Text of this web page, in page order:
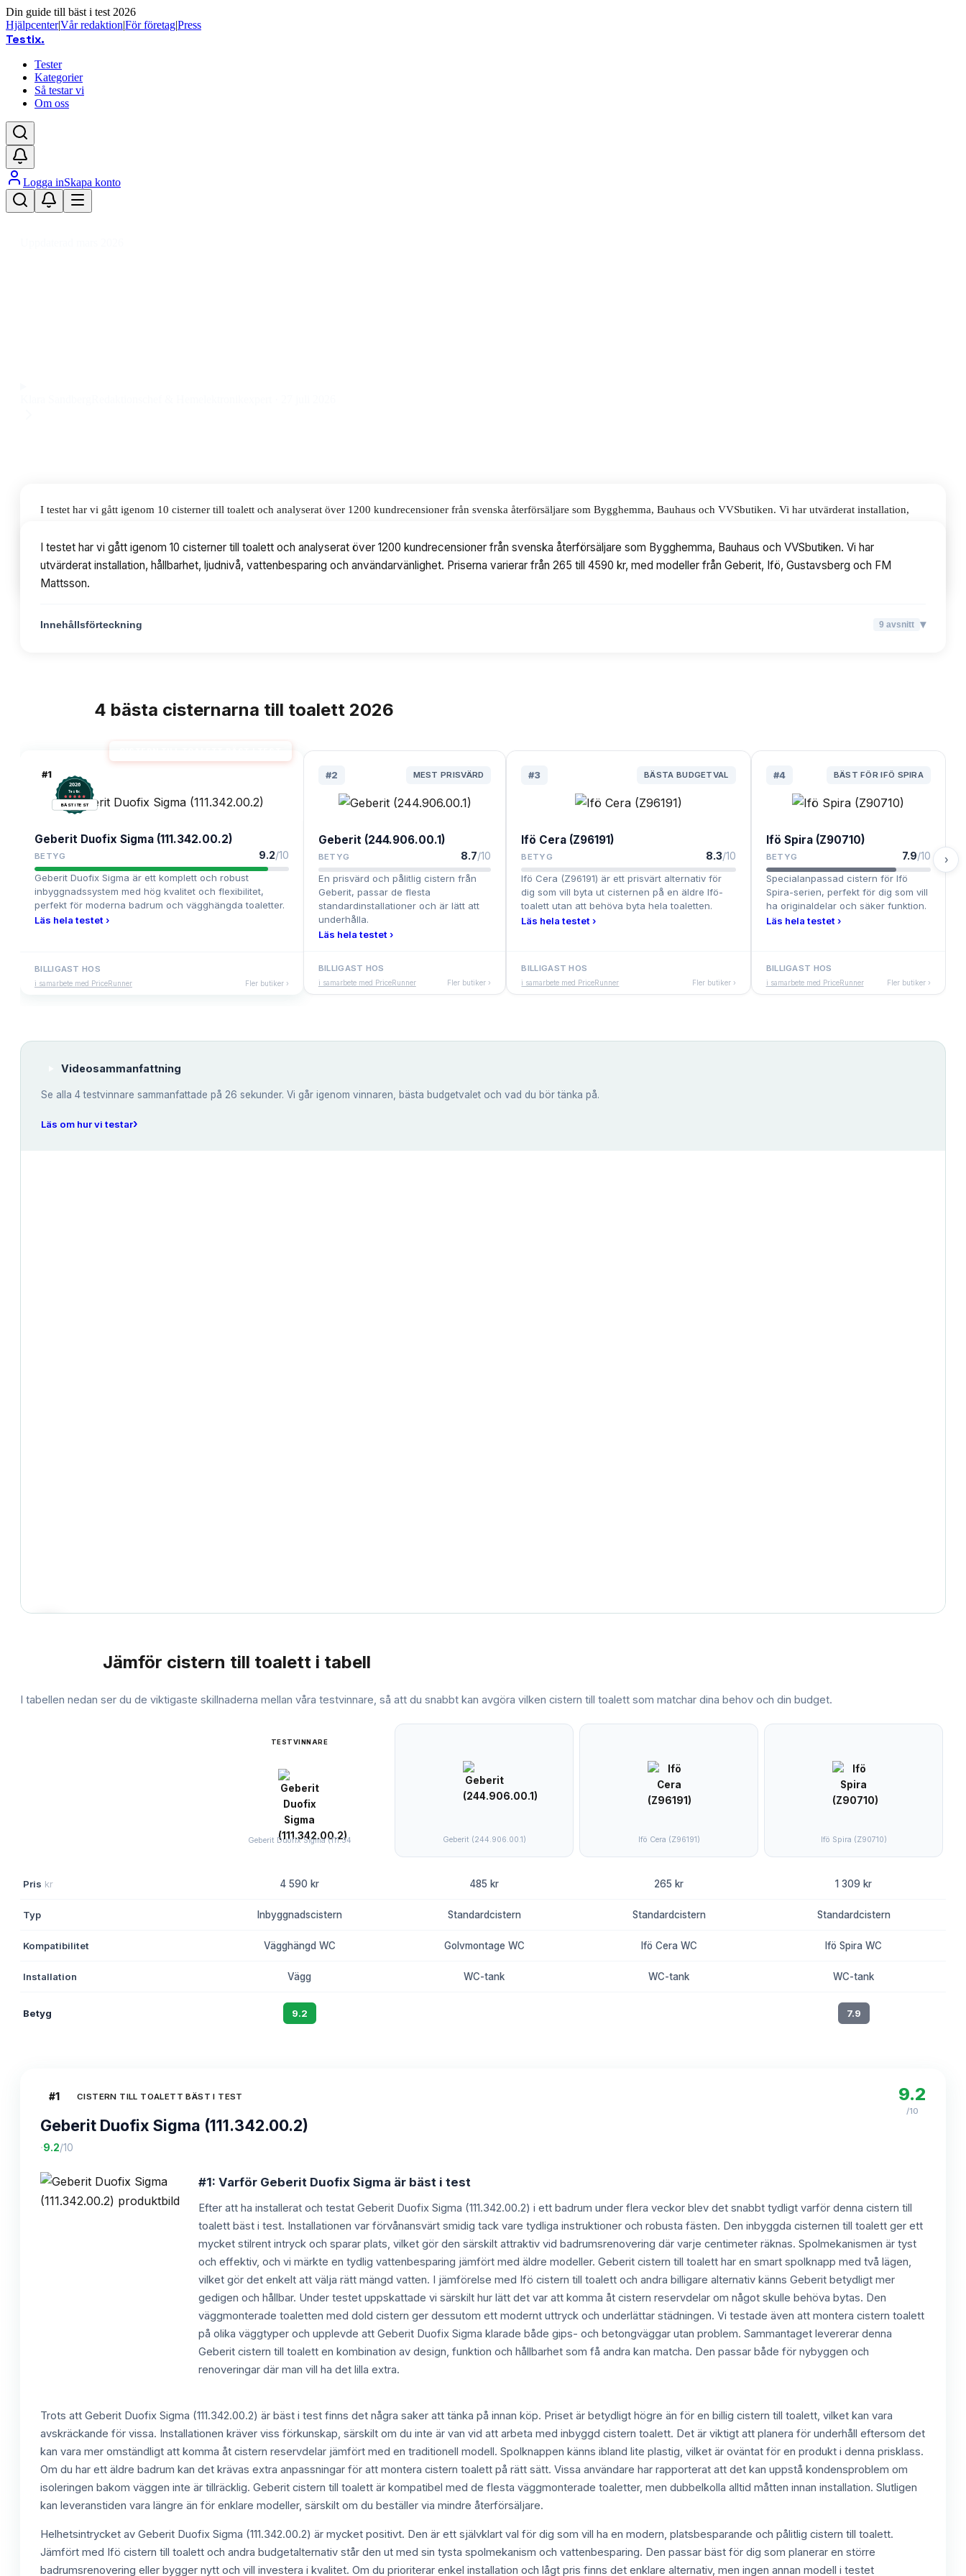
Din guide till bäst i test 2026
Hjälpcenter|Vår redaktion|För företag|Press
Testix.
Tester
Kategorier
Så testar vi
Om oss
Logga inSkapa konto
I testet har vi gått igenom 10 cisterner till toalett och analyserat över 1200 kundrecensioner från svenska återförsäljare som Bygghemma, Bauhaus och VVSbutiken. Vi har utvärderat installation,
Innehållsförteckning 9avsnitt
I testet har vi gått igenom 10 cisterner till toalett och analyserat över 1200 kundrecensioner från svenska återförsäljare som Bygghemma, Bauhaus och VVSbutiken. Vi har
utvärderat installation, hållbarhet, ljudnivå, vattenbesparing och användarvänlighet. Priserna varierar från 265 till 4590 kr, med modeller från Geberit, Ifö, Gustavsberg och FM
Mattsson.
Innehållsförteckning 9 avsnitt ▾
4 bästa cisternarna till toalett 2026
#1
2026
Testix.
BÄST I TEST
Geberit Duofix Sigma (111.342.00.2)
BETYG 9.2/10
Geberit Duofix Sigma är ett komplett och robust
inbyggnadssystem med hög kvalitet och flexibilitet,
perfekt för moderna badrum och vägghängda toaletter.
Läs hela testet ›
BILLIGAST HOS
i samarbete med PriceRunner Fler butiker ›
#2 MEST PRISVÄRD
Geberit (244.906.00.1)
BETYG 8.7/10
En prisvärd och pålitlig cistern från
Geberit, passar de flesta
standardinstallationer och är lätt att
underhålla.
Läs hela testet ›
BILLIGAST HOS
i samarbete med PriceRunner Fler butiker ›
#3 BÄSTA BUDGETVAL
Ifö Cera (Z96191)
BETYG 8.3/10
Ifö Cera (Z96191) är ett prisvärt alternativ för
dig som vill byta ut cisternen på en äldre Ifö-
toalett utan att behöva byta hela toaletten.
Läs hela testet ›
BILLIGAST HOS
i samarbete med PriceRunner Fler butiker ›
#4 BÄST FÖR IFÖ SPIRA
Ifö Spira (Z90710)
BETYG 7.9/10
Specialanpassad cistern för Ifö
Spira-serien, perfekt för dig som vill
ha originaldelar och säker funktion.
Läs hela testet ›
BILLIGAST HOS
i samarbete med PriceRunner Fler butiker ›
›
Videosammanfattning
Se alla 4testvinnare sammanfattade på 26 sekunder. Vi går igenom vinnaren, bästa budgetvalet och vad du bör tänka på.
Läs om hur vi testar›
Jämför cistern till toalett i tabell
I tabellen nedan ser du de viktigaste skillnaderna mellan våra testvinnare, så att du snabbt kan avgöra vilken cistern till toalett som matchar dina behov och din budget.
TESTVINNARE
Geberit Duofix Sigma (111.34 Geberit (244.906.00.1) Ifö Cera (Z96191) Ifö Spira (Z90710)
Pris kr 4 590 kr 485 kr 265 kr 1 309 kr
Typ Inbyggnadscistern Standardcistern Standardcistern Standardcistern
Kompatibilitet Vägghängd WC Golvmontage WC Ifö Cera WC Ifö Spira WC
Installation Vägg WC-tank WC-tank WC-tank
Betyg 9.2 7.9
#1 CISTERN TILL TOALETT BÄST I TEST
Geberit Duofix Sigma (111.342.00.2)
·9.2/10
9.2
/10
#1: Varför Geberit Duofix Sigma är bäst i test
Efter att ha installerat och testat Geberit Duofix Sigma (111.342.00.2) i ett badrum under flera veckor blev det snabbt tydligt varför denna cistern till
toalett bäst i test. Installationen var förvånansvärt smidig tack vare tydliga instruktioner och robusta fästen. Den inbyggda cisternen till toalett ger ett
mycket stilrent intryck och sparar plats, vilket gör den särskilt attraktiv vid badrumsrenovering där varje centimeter räknas. Spolmekanismen är tyst
och effektiv, och vi märkte en tydlig vattenbesparing jämfört med äldre modeller. Geberit cistern till toalett har en smart spolknapp med två lägen,
vilket gör det enkelt att välja rätt mängd vatten. I jämförelse med Ifö cistern till toalett och andra billigare alternativ känns Geberit betydligt mer
gedigen och hållbar. Under testet uppskattade vi särskilt hur lätt det var att komma åt cistern reservdelar om något skulle behöva bytas. Den
väggmonterade toaletten med dold cistern ger dessutom ett modernt uttryck och underlättar städningen. Vi testade även att montera cistern toalett
på olika väggtyper och upplevde att Geberit Duofix Sigma klarade både gips- och betongväggar utan problem. Sammantaget levererar denna
Geberit cistern till toalett en kombination av design, funktion och hållbarhet som få andra kan matcha. Den passar både för nybyggen och
renoveringar där man vill ha det lilla extra.
Trots att Geberit Duofix Sigma (111.342.00.2) är bäst i test finns det några saker att tänka på innan köp. Priset är betydligt högre än för en billig cistern till toalett, vilket kan vara
avskräckande för vissa. Installationen kräver viss förkunskap, särskilt om du inte är van vid att arbeta med inbyggd cistern toalett. Det är viktigt att planera för underhåll eftersom det
kan vara mer omständligt att komma åt cistern reservdelar jämfört med en traditionell modell. Spolknappen känns ibland lite plastig, vilket är oväntat för en produkt i denna prisklass.
Om du har ett äldre badrum kan det krävas extra anpassningar för att montera cistern toalett på rätt sätt. Vissa användare har rapporterat att det kan uppstå kondensproblem om
isoleringen bakom väggen inte är tillräcklig. Geberit cistern till toalett är kompatibel med de flesta väggmonterade toaletter, men dubbelkolla alltid måtten innan installation. Slutligen
kan leveranstiden vara längre än för enklare modeller, särskilt om du beställer via mindre återförsäljare.
Helhetsintrycket av Geberit Duofix Sigma (111.342.00.2) är mycket positivt. Den är ett självklart val för dig som vill ha en modern, platsbesparande och pålitlig cistern till toalett.
Jämfört med Ifö cistern till toalett och andra budgetalternativ står den ut med sin tysta spolmekanism och vattenbesparing. Den passar bäst för dig som planerar en större
badrumsrenovering eller bygger nytt och vill investera i kvalitet. Om du prioriterar enkel installation och lågt pris finns det enklare alternativ, men ingen annan modell i testet